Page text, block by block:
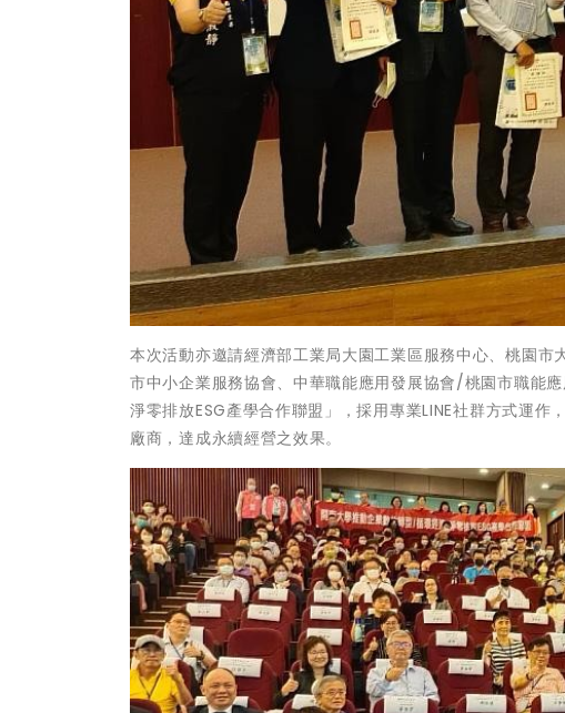
本次活動亦邀請經濟部工業局大園工業區服務中心、桃園
市中小企業服務協會、中華職能應用發展協會/桃園市職能
淨零排放ESG產學合作聯盟」，採用專業LINE社群方式運
廠商，達成永續經營之效果。